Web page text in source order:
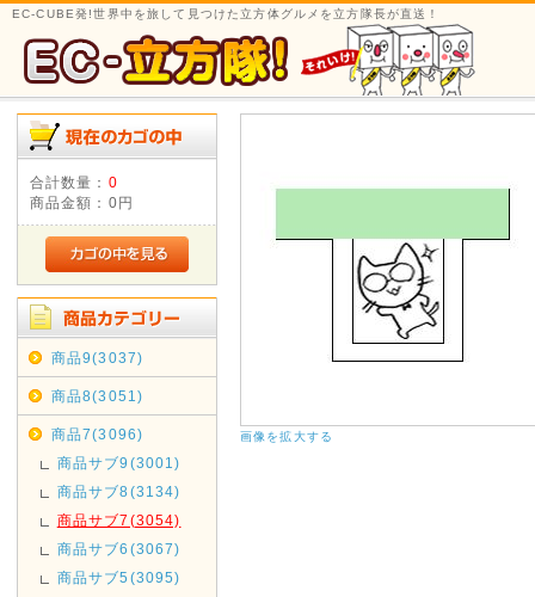
EC-CUBE発!世界中を旅して見つけた立方体グルメを立方隊長が直送！
合計数量： 0
商品金額： 0円
商品9(3037)
商品8(3051)
商品7(3096)
商品サブ9(3001)
商品サブ8(3134)
商品サブ7(3054)
商品サブ6(3067)
商品サブ5(3095)
画像を拡大する